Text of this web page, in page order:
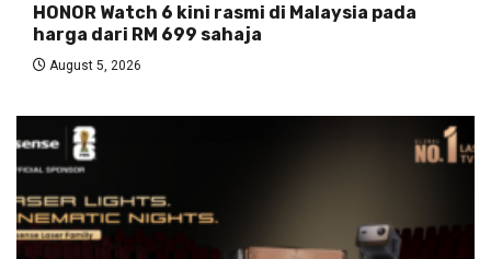
HONOR Watch 6 kini rasmi di Malaysia pada
harga dari RM 699 sahaja
August 5, 2026